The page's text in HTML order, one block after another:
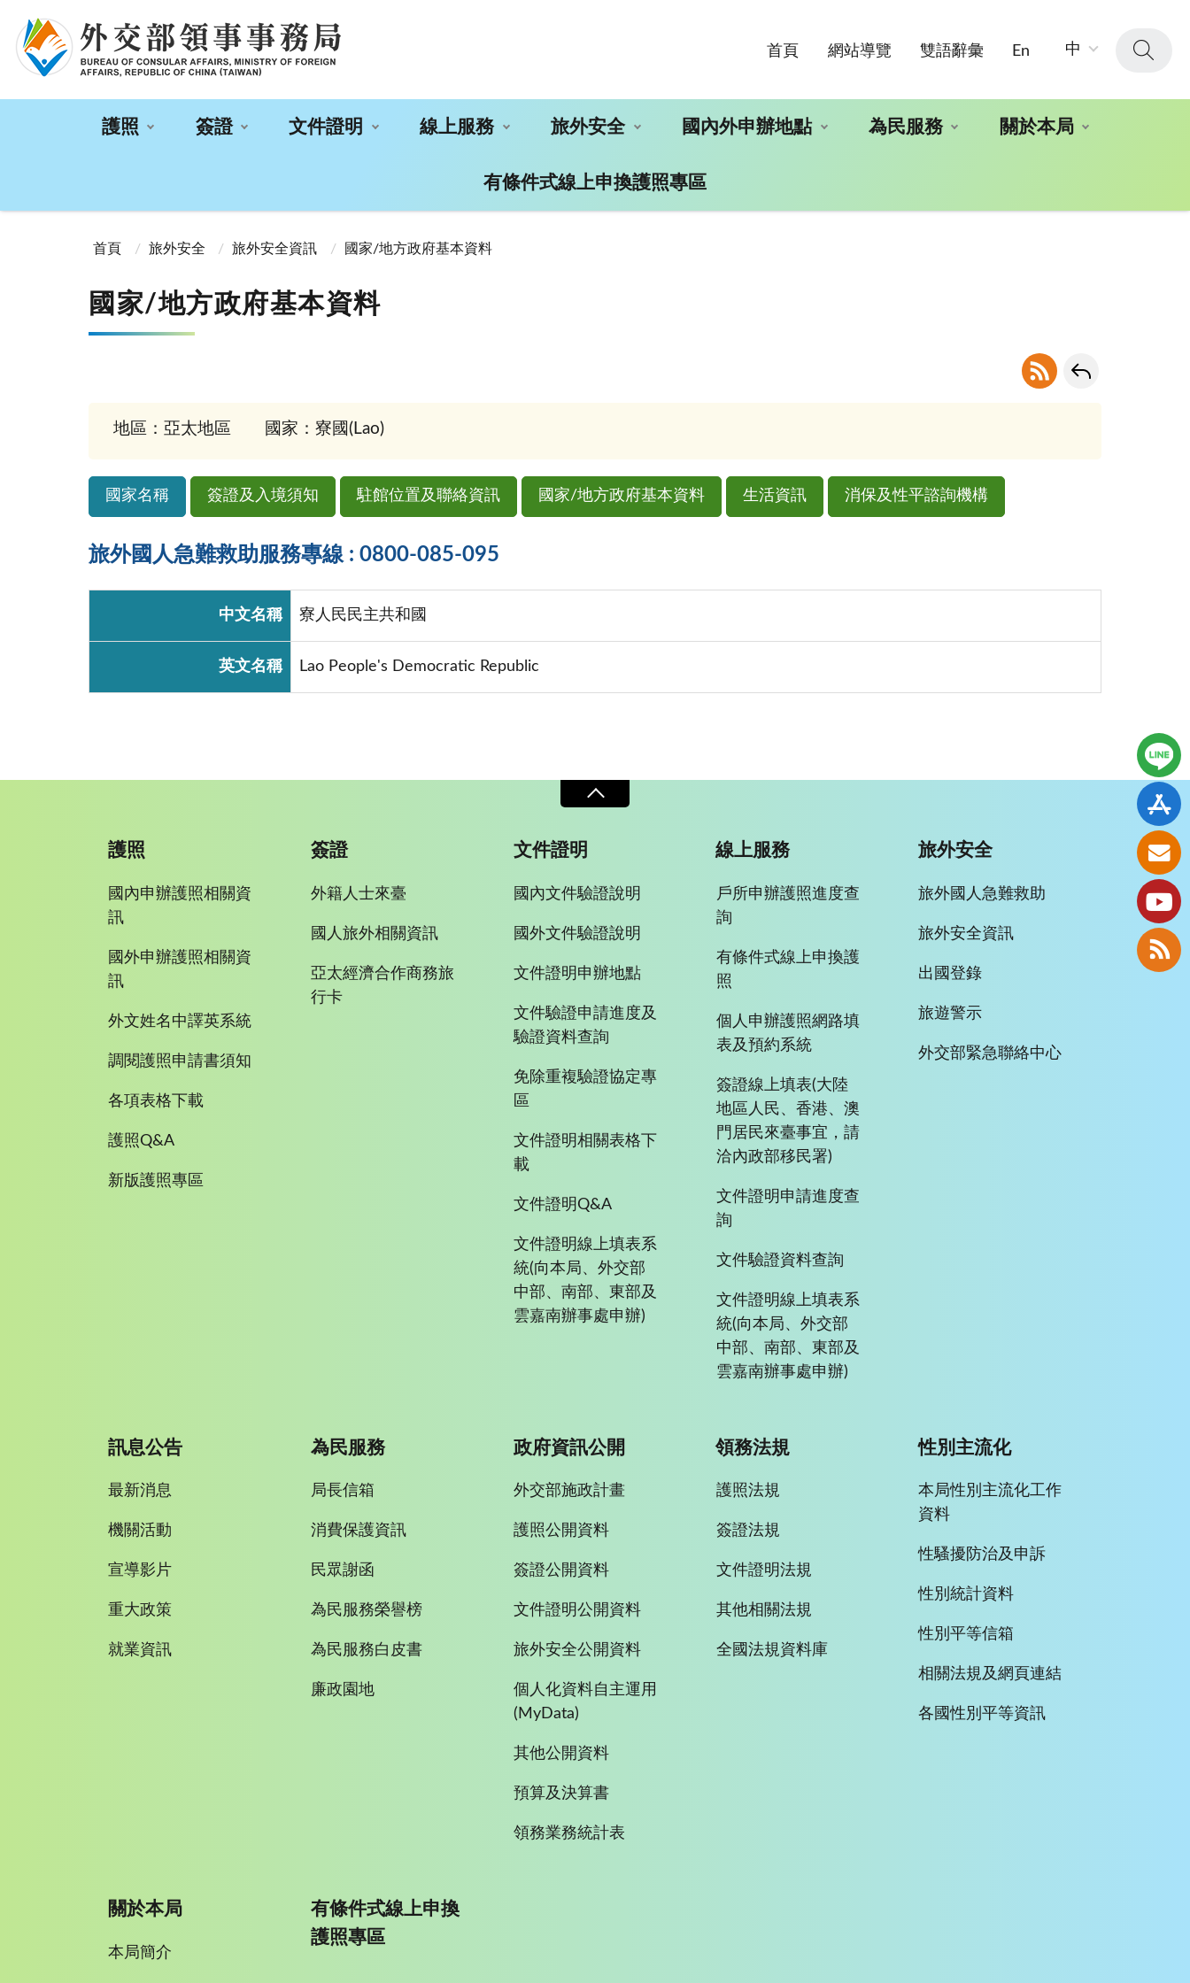
首頁 網站導覽 雙語辭彙 En 中
護照 簽證 文件證明 線上服務 旅外安全 國內外申辦地點 為民服務 關於本局
有條件式線上申換護照專區
首頁
旅外安全 旅外安全資訊 國家/地方政府基本資料
國家/地方政府基本資料
地區：亞太地區 國家：寮國(Lao)
國家名稱 簽證及入境須知 駐館位置及聯絡資訊 國家/地方政府基本資料 生活資訊 消保及性平諮詢機構
旅外國人急難救助服務專線 : 0800-085-095
中文名稱 寮人民民主共和國
英文名稱 Lao People's Democratic Republic
護照
國內申辦護照相關資
訊
國外申辦護照相關資
訊
外文姓名中譯英系統
調閱護照申請書須知
各項表格下載
護照Q&A
新版護照專區
簽證
外籍人士來臺
國人旅外相關資訊
亞太經濟合作商務旅
行卡
文件證明
國內文件驗證說明
國外文件驗證說明
文件證明申辦地點
文件驗證申請進度及
驗證資料查詢
免除重複驗證協定專
區
文件證明相關表格下
載
文件證明Q&A
文件證明線上填表系
統(向本局、外交部
中部、南部、東部及
雲嘉南辦事處申辦)
線上服務
戶所申辦護照進度查
詢
有條件式線上申換護
照
個人申辦護照網路填
表及預約系統
簽證線上填表(大陸
地區人民、香港、澳
門居民來臺事宜，請
洽內政部移民署)
文件證明申請進度查
詢
文件驗證資料查詢
文件證明線上填表系
統(向本局、外交部
中部、南部、東部及
雲嘉南辦事處申辦)
旅外安全
旅外國人急難救助
旅外安全資訊
出國登錄
旅遊警示
外交部緊急聯絡中心
訊息公告
最新消息
機關活動
宣導影片
重大政策
就業資訊
為民服務
局長信箱
消費保護資訊
民眾謝函
為民服務榮譽榜
為民服務白皮書
廉政園地
政府資訊公開
外交部施政計畫
護照公開資料
簽證公開資料
文件證明公開資料
旅外安全公開資料
個人化資料自主運用
(MyData)
其他公開資料
預算及決算書
領務業務統計表
領務法規
護照法規
簽證法規
文件證明法規
其他相關法規
全國法規資料庫
性別主流化
本局性別主流化工作
資料
性騷擾防治及申訴
性別統計資料
性別平等信箱
相關法規及網頁連結
各國性別平等資訊
關於本局
本局簡介
有條件式線上申換
護照專區